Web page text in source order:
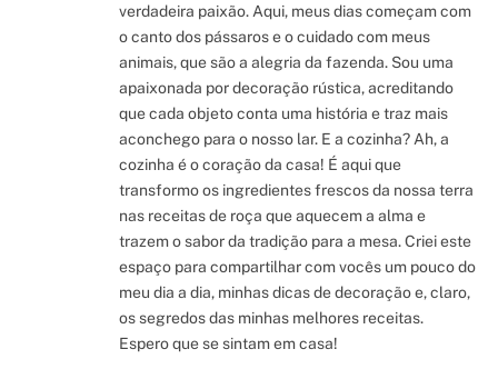
verdadeira paixão. Aqui, meus dias começam com
o canto dos pássaros e o cuidado com meus
animais, que são a alegria da fazenda. Sou uma
apaixonada por decoração rústica, acreditando
que cada objeto conta uma história e traz mais
aconchego para o nosso lar. E a cozinha? Ah, a
cozinha é o coração da casa! É aqui que
transformo os ingredientes frescos da nossa terra
nas receitas de roça que aquecem a alma e
trazem o sabor da tradição para a mesa. Criei este
espaço para compartilhar com vocês um pouco do
meu dia a dia, minhas dicas de decoração e, claro,
os segredos das minhas melhores receitas.
Espero que se sintam em casa!